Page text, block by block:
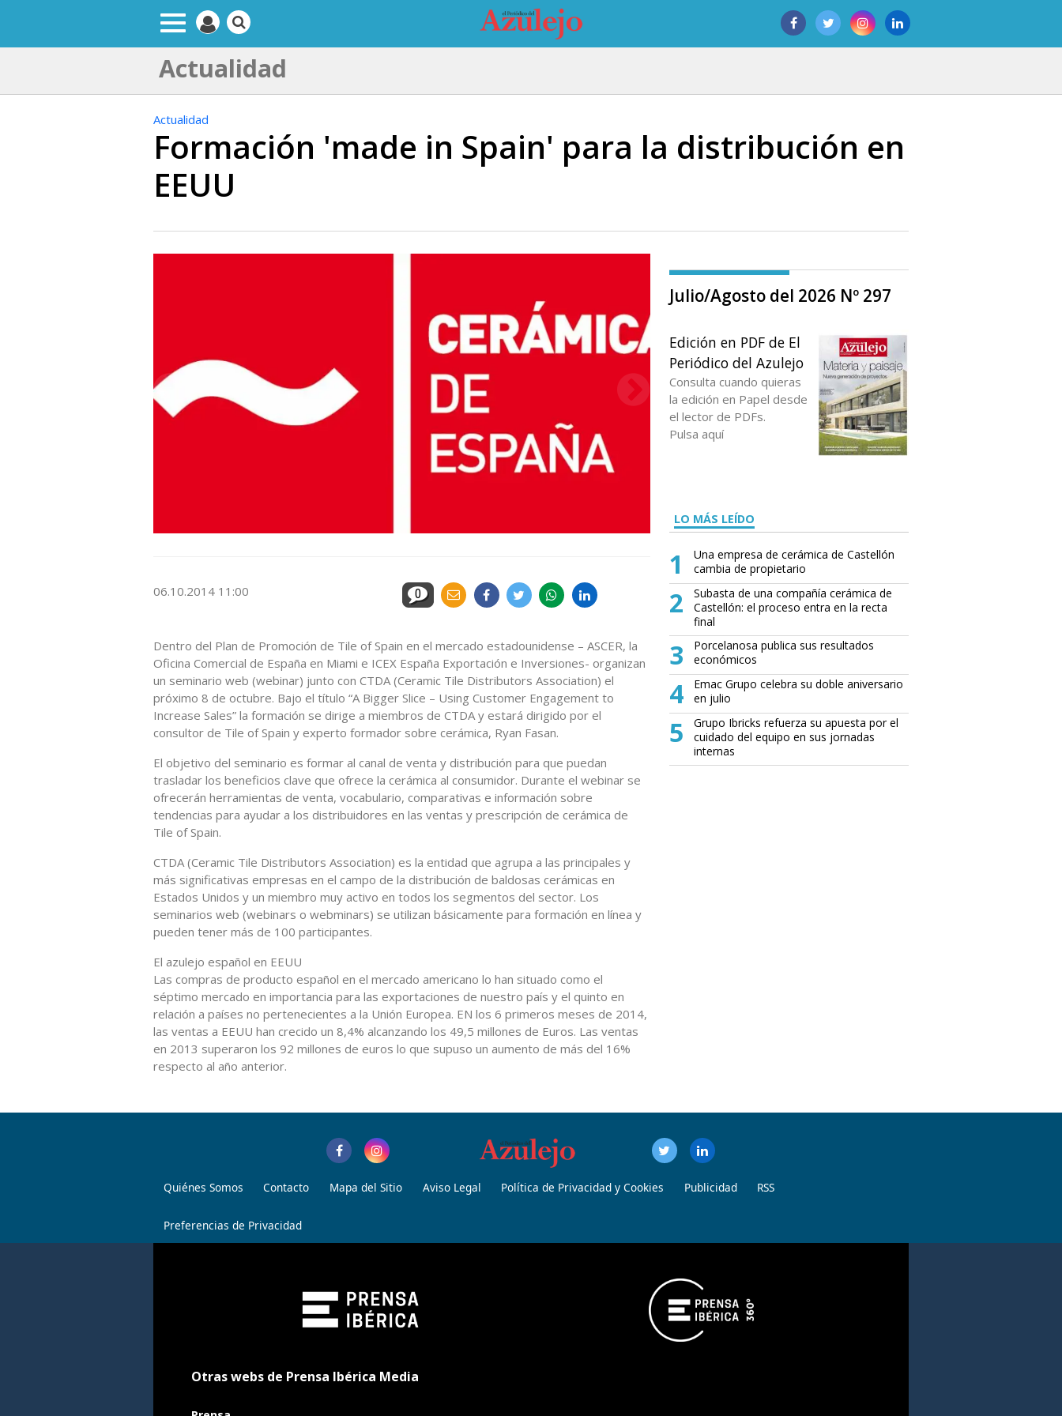
Actualidad
Actualidad
Formación 'made in Spain' para la distribución en
EEUU
06.10.2014 11:00 0
Dentro del Plan de Promoción de Tile of Spain en el mercado estadounidense – ASCER, la
Oficina Comercial de España en Miami e ICEX España Exportación e Inversiones- organizan
un seminario web (webinar) junto con CTDA (Ceramic Tile Distributors Association) el
próximo 8 de octubre. Bajo el título “A Bigger Slice – Using Customer Engagement to
Increase Sales” la formación se dirige a miembros de CTDA y estará dirigido por el
consultor de Tile of Spain y experto formador sobre cerámica, Ryan Fasan.
El objetivo del seminario es formar al canal de venta y distribución para que puedan
trasladar los beneficios clave que ofrece la cerámica al consumidor. Durante el webinar se
ofrecerán herramientas de venta, vocabulario, comparativas e información sobre
tendencias para ayudar a los distribuidores en las ventas y prescripción de cerámica de
Tile of Spain.
CTDA (Ceramic Tile Distributors Association) es la entidad que agrupa a las principales y
más significativas empresas en el campo de la distribución de baldosas cerámicas en
Estados Unidos y un miembro muy activo en todos los segmentos del sector. Los
seminarios web (webinars o webminars) se utilizan básicamente para formación en línea y
pueden tener más de 100 participantes.
El azulejo español en EEUU
Las compras de producto español en el mercado americano lo han situado como el
séptimo mercado en importancia para las exportaciones de nuestro país y el quinto en
relación a países no pertenecientes a la Unión Europea. EN los 6 primeros meses de 2014,
las ventas a EEUU han crecido un 8,4% alcanzando los 49,5 millones de Euros. Las ventas
en 2013 superaron los 92 millones de euros lo que supuso un aumento de más del 16%
respecto al año anterior.
Julio/Agosto del 2026 Nº 297
Edición en PDF de El
Periódico del Azulejo
Consulta cuando quieras
la edición en Papel desde
el lector de PDFs.
Pulsa aquí
LO MÁS LEÍDO
1
Una empresa de cerámica de Castellón
cambia de propietario
2
Subasta de una compañía cerámica de
Castellón: el proceso entra en la recta
final
3
Porcelanosa publica sus resultados
económicos
4
Emac Grupo celebra su doble aniversario
en julio
5
Grupo Ibricks refuerza su apuesta por el
cuidado del equipo en sus jornadas
internas
Quiénes Somos Contacto Mapa del Sitio Aviso Legal Política de Privacidad y Cookies Publicidad RSS
Preferencias de Privacidad
Otras webs de Prensa Ibérica Media